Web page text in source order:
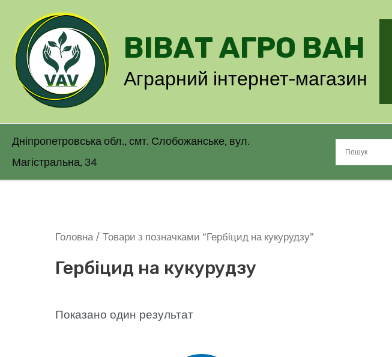
вмісту
ВІВАТ АГРО ВАН
Аграрний інтернет-магазин
Дніпропетровська обл., смт. Слобожанське, вул.
Магістральна, 34
Головна/ Товари з позначками “Гербіцид на кукурудзу”
Гербіцид на кукурудзу
Показано один результат